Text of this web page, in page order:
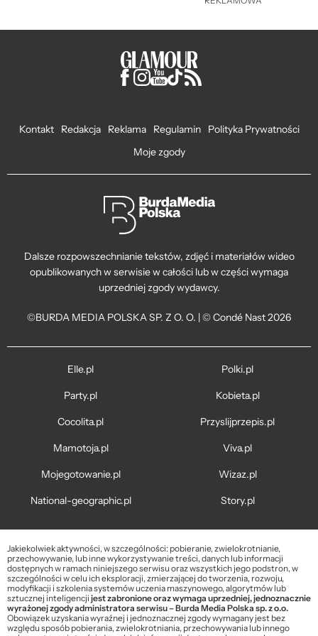
Kontakt Redakcja Reklama Regulamin
Polityka Prywatności
Moje zgody
Dalsze rozpowszechnianie tekstów, zdjęć i materiałów wideo
opublikowanych w serwisie w całości lub w części wymaga
uprzedniej zgody wydawcy.
©BURDA MEDIA POLSKA SP. Z O. O. | © Condé Nast 2026
Elle.pl
Party.pl
Cocolita.pl
Mamotoja.pl
Mojegotowanie.pl
National-geographic.pl
Polki.pl
Kobieta.pl
Przyslijprzepis.pl
Viva.pl
Wizaz.pl
Story.pl
Jakiekolwiek aktywności, w szczególności: pobieranie, zwielokrotnianie,
przechowywanie, lub inne wykorzystywanie treści, danych lub informacji
dostępnych w ramach niniejszego serwisu oraz wszystkich jego podstron, w
szczególności w celu ich eksploracji, zmierzającej do tworzenia, rozwoju,
modyfikacji i szkolenia systemów uczenia maszynowego, algorytmów lub
sztucznej inteligencjijest zabronione oraz wymaga uprzedniej, jednoznacznie
wyrażonej zgody administratora serwisu – Burda Media Polska sp. z o.o.
Obowiązek uzyskania wyraźnej i jednoznacznej zgody wymagany jest bez
względu sposób pobierania, zwielokrotniania, przechowywania lub innego